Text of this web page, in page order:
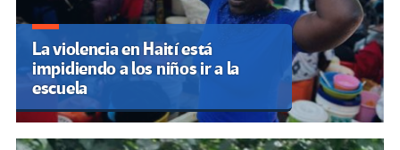
La violencia en Haití está
impidiendo a los niños ir a la
escuela